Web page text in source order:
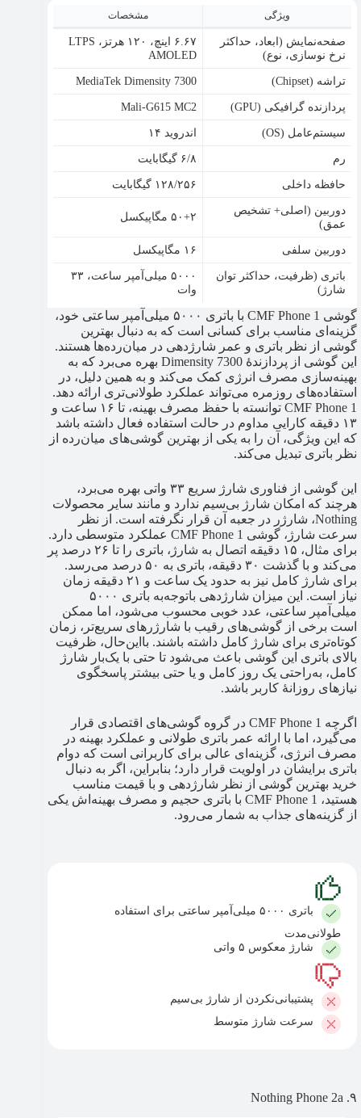
ویژگی مشخصات
صفحه‌نمایش (ابعاد، حداکثر
نرخ نوسازی، نوع)
۶.۶۷ اینچ، ۱۲۰ هرتز، LTPS
AMOLED
تراشه (Chipset)
MediaTek Dimensity 7300
پردازنده گرافیکی (GPU)
Mali-G615 MC2
سیستم‌عامل (OS)
اندروید ۱۴
رم
۶/۸ گیگابایت
حافظه داخلی
۱۲۸/۲۵۶ گیگابایت
دوربین (اصلی+ تشخیص
عمق)
۵۰+۲ مگاپیکسل
دوربین سلفی
۱۶ مگاپیکسل
باتری (ظرفیت، حداکثر توان
شارژ)
۵۰۰۰ میلی‌آمپر ساعت، ۳۳
وات
گوشی CMF Phone 1 با باتری ۵۰۰۰ میلی‌آمپر ساعتی خود،
گزینه‌ای مناسب برای کسانی است که به دنبال بهترین
گوشی از نظر باتری و عمر شارژدهی در میان‌رده‌ها هستند.
این گوشی از پردازندهٔ Dimensity 7300 بهره می‌برد که به
بهینه‌سازی مصرف انرژی کمک می‌کند و به همین دلیل، در
استفاده‌های روزمره می‌تواند عملکرد طولانی‌تری ارائه دهد.
CMF Phone 1 توانسته با حفظ مصرف بهینه، تا ۱۶ ساعت و
۱۳ دقیقه کارایی مداوم در حالت استفاده فعال داشته باشد
که این ویژگی، آن را به یکی از بهترین گوشی‌های میان‌رده از
نظر باتری تبدیل می‌کند.
این گوشی از فناوری شارژ سریع ۳۳ واتی بهره می‌برد،
هرچند که امکان شارژ بی‌سیم ندارد و مانند سایر محصولات
Nothing، شارژر در جعبه آن قرار نگرفته است. از نظر
سرعت شارژ، گوشی CMF Phone 1 عملکرد متوسطی دارد.
برای مثال، ۱۵ دقیقه اتصال به شارژ، باتری را تا ۲۶ درصد پر
می‌کند و با گذشت ۳۰ دقیقه، باتری به ۵۰ درصد می‌رسد.
برای شارژ کامل نیز به حدود یک ساعت و ۲۱ دقیقه زمان
نیاز است. این میزان شارژدهی باتوجه‌به باتری ۵۰۰۰
میلی‌آمپر ساعتی، عدد خوبی محسوب می‌شود، اما ممکن
است برخی از گوشی‌های رقیب با شارژرهای سریع‌تر، زمان
کوتاه‌تری برای شارژ کامل داشته باشند. بااین‌حال، ظرفیت
بالای باتری این گوشی باعث می‌شود تا حتی با یک‌بار شارژ
کامل، به‌راحتی یک روز کامل و یا حتی بیشتر پاسخگوی
نیازهای روزانهٔ کاربر باشد.
اگرچه CMF Phone 1 در گروه گوشی‌های اقتصادی قرار
می‌گیرد، اما با ارائه عمر باتری طولانی و عملکرد بهینه در
مصرف انرژی، گزینه‌ای عالی برای کاربرانی است که دوام
باتری برایشان در اولویت قرار دارد؛ بنابراین، اگر به دنبال
خرید بهترین گوشی از نظر شارژدهی و با قیمت مناسب
هستید، CMF Phone 1 با باتری حجیم و مصرف بهینه‌اش یکی
از گزینه‌های جذاب به شمار می‌رود.
باتری ۵۰۰۰ میلی‌آمپر ساعتی برای استفاده
طولانی‌مدت
شارژ معکوس ۵ واتی
پشتیبانی‌نکردن از شارژ بی‌سیم
سرعت شارژ متوسط
۹. Nothing Phone 2a